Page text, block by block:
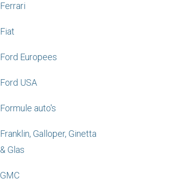
Ferrari
Fiat
Ford Europees
Ford USA
Formule auto's
Franklin, Galloper, Ginetta
& Glas
GMC